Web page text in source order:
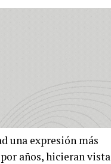
una expresión más
años, hicieran vista